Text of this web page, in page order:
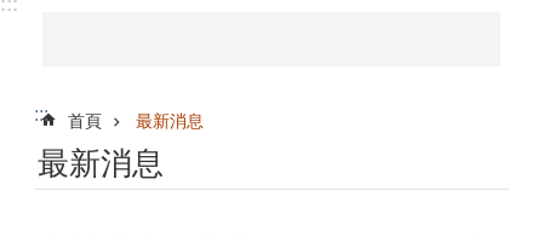
:::
::: 首頁 最新消息
最新消息